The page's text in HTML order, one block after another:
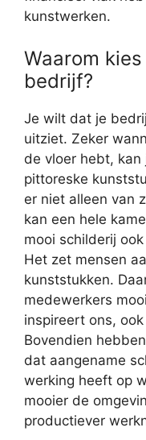
kunstwerken.
Waarom
bedrijf?
Je wilt dat je
uitziet. Zeker
de vloer hebt,
pittoreske
er niet alleen van
kan een hele
mooi schilderij
Het zet mensen
kunststukken.
medewerkers
inspireert ons,
Bovendien
dat aangename
werking heeft op
mooier de
productiever